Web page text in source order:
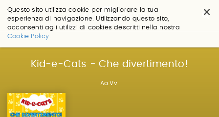
×
Questo sito utilizza cookie per migliorare la tua
esperienza di navigazione. Utilizzando questo sito,
acconsenti agli utilizzi di cookies descritti nella nostra
Cookie Policy.
Salta
Kid-e-Cats - Che divertimento!
Aa.Vv.